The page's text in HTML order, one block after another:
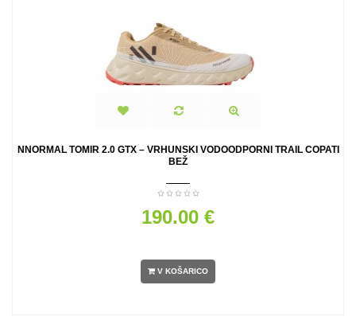
NNORMAL TOMIR 2.0 GTX – VRHUNSKI VODOODPORNI TRAIL COPATI
BEŽ
190.00 €
V KOŠARICO